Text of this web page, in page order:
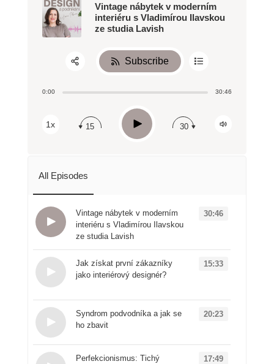
Vintage nábytek v moderním
interiéru s Vladimírou Ilavskou
ze studia Lavish
0:00 30:46
1x 15 Play 30
Subscribe
All Episodes
Vintage nábytek v moderním
interiéru s Vladimírou Ilavskou
ze studia Lavish
30:46
Jak získat první zákazníky
jako interiérový designér?
15:33
Syndrom podvodníka a jak se
ho zbavit
Loading...
20:23
Perfekcionismus: Tichý
17:49
Share:
RSS
Apple Podcast
Spotify